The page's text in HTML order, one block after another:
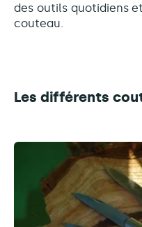
des outils quotidiens
couteau.
Les différents